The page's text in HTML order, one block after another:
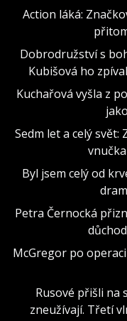
Action láká:
Dobrodružství s
Kubišová ho
Kuchařová vyšla z
Sedm let a celý
Byl jsem celý od
Petra Černocká
McGregor po
Rusové přišli na
zneužívají. Třetí